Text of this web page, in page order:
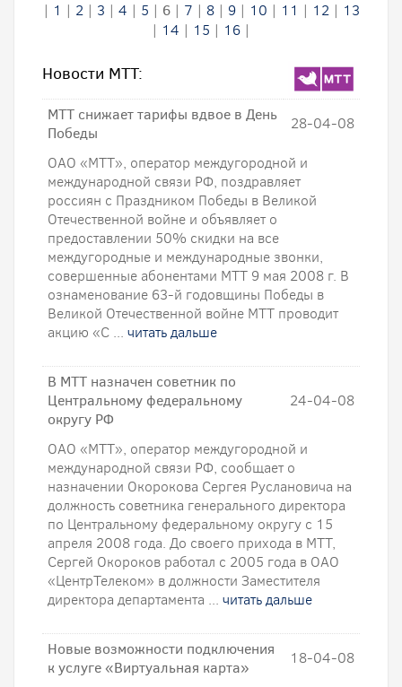
| 1 | 2| 3 | 4 | 5 | 6| 7 | 8| 9| 10 | 11 | 12| 13
| 14 | 15 | 16 |
Новости МТТ:
МТТ снижает тарифы вдвое в День
Победы
28-04-08
ОАО «МТТ», оператор междугородной и
международной связи РФ, поздравляет
россиян с Праздником Победы в Великой
Отечественной войне и объявляет о
предоставлении 50% скидки на все
междугородные и международные звонки,
совершенные абонентами МТТ 9 мая 2008 г. В
ознаменование 63-й годовщины Победы в
Великой Отечественной войне МТТ проводит
акцию «С ... читать дальше
В МТТ назначен советник по
Центральному федеральному
округу РФ
24-04-08
ОАО «МТТ», оператор междугородной и
международной связи РФ, сообщает о
назначении Окорокова Сергея Руслановича на
должность советника генерального директора
по Центральному федеральному округу с 15
апреля 2008 года. До своего прихода в МТТ,
Сергей Окороков работал с 2005 года в ОАО
«ЦентрТелеком» в должности Заместителя
директора департамента ... читать дальше
Новые возможности подключения
к услуге «Виртуальная карта»
18-04-08